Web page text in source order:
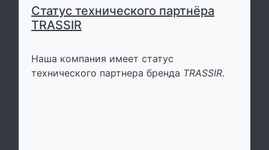
Статус технического партнёра
TRASSIR
Наша компания имеет статус
технического партнера бренда TRASSIR.